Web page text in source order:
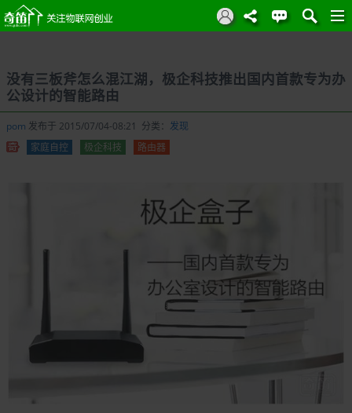
没有三板斧怎么混江湖，极企科技推出国内首款专为办
公设计的智能路由
pom 发布于 2015/07/04-08:21 分类： 发现
家庭自控
极企科技 路由器